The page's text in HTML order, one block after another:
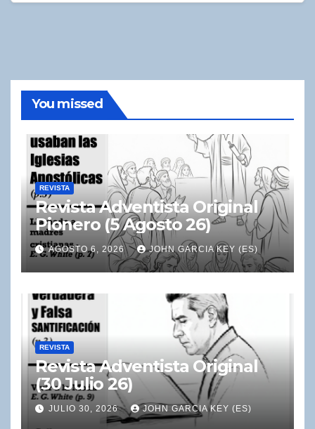
You missed
REVISTA
Revista Adventista Original
Pionero (5 Agosto 26)
AGOSTO 6, 2026 JOHN GARCIA KEY (ES)
REVISTA
Revista Adventista Original
(30 Julio 26)
JULIO 30, 2026 JOHN GARCIA KEY (ES)